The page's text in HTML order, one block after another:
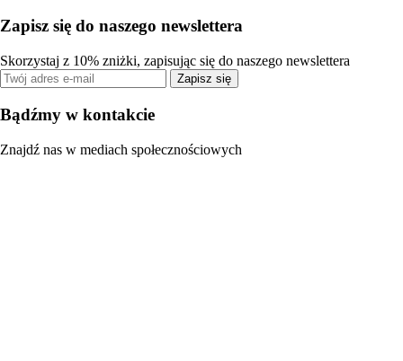
Zapisz się do naszego newslettera
Skorzystaj z 10% zniżki, zapisując się do naszego newslettera
Zapisz się
Bądźmy w kontakcie
Znajdź nas w mediach społecznościowych